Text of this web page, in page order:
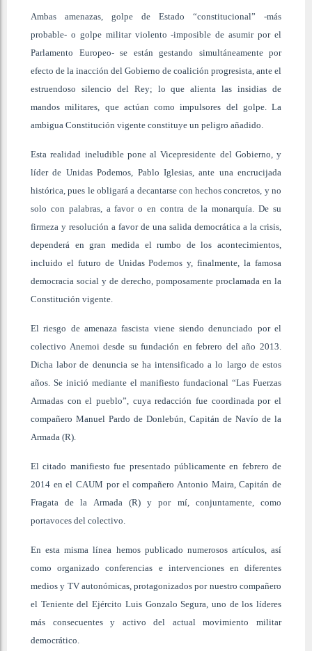
Ambas amenazas, golpe de Estado “constitucional” -más
probable- o golpe militar violento -imposible de asumir por el
Parlamento Europeo- se están gestando simultáneamente por
efecto de la inacción del Gobierno de coalición progresista, ante el
estruendoso silencio del Rey; lo que alienta las insidias de
mandos militares, que actúan como impulsores del golpe. La
ambigua Constitución vigente constituye un peligro añadido.
Esta realidad ineludible pone al Vicepresidente del Gobierno, y
líder de Unidas Podemos, Pablo Iglesias, ante una encrucijada
histórica, pues le obligará a decantarse con hechos concretos, y no
solo con palabras, a favor o en contra de la monarquía. De su
firmeza y resolución a favor de una salida democrática a la crisis,
dependerá en gran medida el rumbo de los acontecimientos,
incluido el futuro de Unidas Podemos y, finalmente, la famosa
democracia social y de derecho, pomposamente proclamada en la
Constitución vigente.
El riesgo de amenaza fascista viene siendo denunciado por el
colectivo Anemoi desde su fundación en febrero del año 2013.
Dicha labor de denuncia se ha intensificado a lo largo de estos
años. Se inició mediante el manifiesto fundacional “Las Fuerzas
Armadas con el pueblo”, cuya redacción fue coordinada por el
compañero Manuel Pardo de Donlebún, Capitán de Navío de la
Armada (R).
El citado manifiesto fue presentado públicamente en febrero de
2014 en el CAUM por el compañero Antonio Maira, Capitán de
Fragata de la Armada (R) y por mí, conjuntamente, como
portavoces del colectivo.
En esta misma línea hemos publicado numerosos artículos, así
como organizado conferencias e intervenciones en diferentes
medios y TV autonómicas, protagonizados por nuestro compañero
el Teniente del Ejército Luis Gonzalo Segura, uno de los líderes
más consecuentes y activo del actual movimiento militar
democrático.